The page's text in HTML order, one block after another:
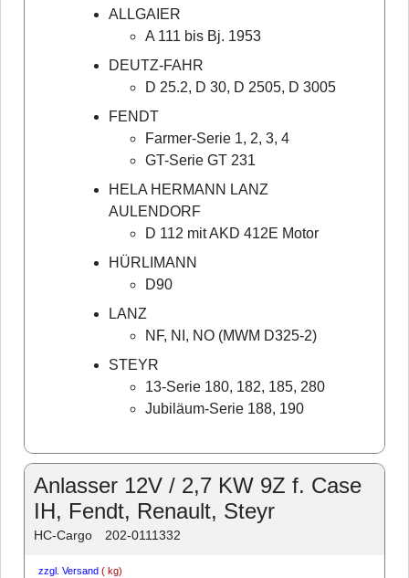
ALLGAIER
A 111 bis Bj. 1953
DEUTZ-FAHR
D 25.2, D 30, D 2505, D 3005
FENDT
Farmer-Serie 1, 2, 3, 4
GT-Serie GT 231
HELA HERMANN LANZ
AULENDORF
D 112 mit AKD 412E Motor
HÜRLIMANN
D90
LANZ
NF, NI, NO (MWM D325-2)
STEYR
13-Serie 180, 182, 185, 280
Jubiläum-Serie 188, 190
Anlasser 12V / 2,7 KW 9Z f. Case
IH, Fendt, Renault, Steyr
HC-Cargo 202-0111332
zzgl. Versand kg